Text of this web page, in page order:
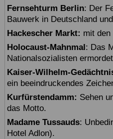
Fernsehturm Berlin: Der
Bauwerk in Deutschland
Hackescher Markt: mit
Holocaust-Mahnmal : Das
Nationalsozialisten
Kaiser-Wilhelm-
ein beeindruckendes
Kurfürstendamm: Sehen
das Motto.
Madame Tussauds:
Hotel Adlon).